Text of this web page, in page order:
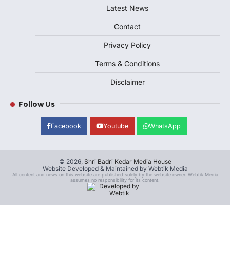
Latest News
Contact
Privacy Policy
Terms & Conditions
Disclaimer
Follow Us
Facebook Youtube WhatsApp
© 2026, Shri Badri Kedar Media House
Website Developed & Maintained by Webtik Media
All content and news on this website are published solely by the website owner. Webtik Media
assumes no responsibility for its content.